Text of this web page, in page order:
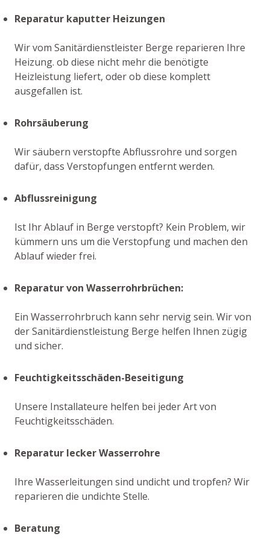
Reparatur kaputter Heizungen
Wir vom Sanitärdienstleister Berge reparieren Ihre
Heizung. ob diese nicht mehr die benötigte
Heizleistung liefert, oder ob diese komplett
ausgefallen ist.
Rohrsäuberung
Wir säubern verstopfte Abflussrohre und sorgen
dafür, dass Verstopfungen entfernt werden.
Abflussreinigung
Ist Ihr Ablauf in Berge verstopft? Kein Problem, wir
kümmern uns um die Verstopfung und machen den
Ablauf wieder frei.
Reparatur von Wasserrohrbrüchen:
Ein Wasserrohrbruch kann sehr nervig sein. Wir von
der Sanitärdienstleistung Berge helfen Ihnen zügig
und sicher.
Feuchtigkeitsschäden-Beseitigung
Unsere Installateure helfen bei jeder Art von
Feuchtigkeitsschäden.
Reparatur lecker Wasserrohre
Ihre Wasserleitungen sind undicht und tropfen? Wir
reparieren die undichte Stelle.
Beratung